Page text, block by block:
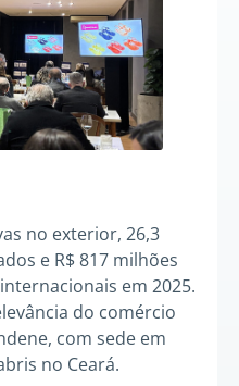
no exterior, 26,3
e R$ 817 milhões
em 2025.
do comércio
com sede em
no Ceará.